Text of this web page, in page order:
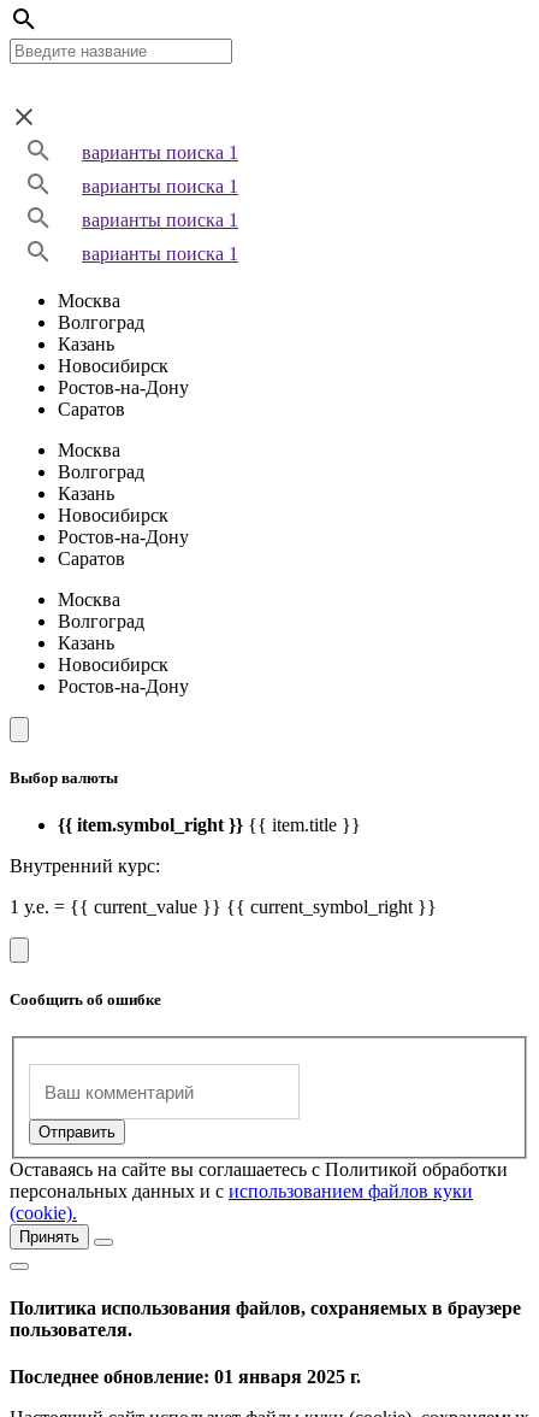
варианты поиска 1
варианты поиска 1
варианты поиска 1
варианты поиска 1
Москва
Волгоград
Казань
Новосибирск
Ростов-на-Дону
Саратов
Москва
Волгоград
Казань
Новосибирск
Ростов-на-Дону
Саратов
Москва
Волгоград
Казань
Новосибирск
Ростов-на-Дону
Выбор валюты
{{ item.symbol_right }} {{ item.title }}
Внутренний курс:
1 у.е. = {{ current_value }} {{ current_symbol_right }}
Сообщить об ошибке
Оставаясь на сайте вы соглашаетесь с Политикой обработки
персональных данных и с использованием файлов куки
(cookie).
Принять
Политика использования файлов, сохраняемых в браузере
пользователя.
Последнее обновление: 01 января 2025 г.